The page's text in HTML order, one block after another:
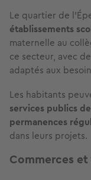
Le quartier de
établissements
maternelle au
ce secteur, avec
adaptés aux
Les habitants
services publics
permanences
dans leurs projets.
Commerces